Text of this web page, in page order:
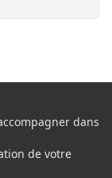
dans
de votre